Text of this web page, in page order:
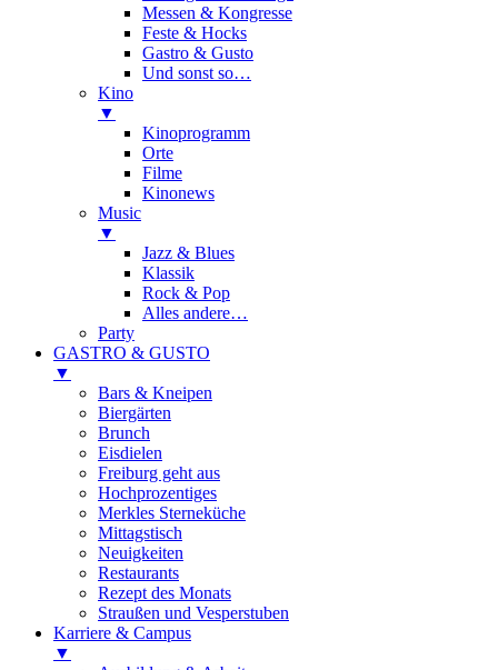
Messen & Kongresse
Feste & Hocks
Gastro & Gusto
Und sonst so…
Kino
▼
Kinoprogramm
Orte
Filme
Kinonews
Music
▼
Jazz & Blues
Klassik
Rock & Pop
Alles andere…
Party
GASTRO & GUSTO
▼
Bars & Kneipen
Biergärten
Brunch
Eisdielen
Freiburg geht aus
Hochprozentiges
Merkles Sterneküche
Mittagstisch
Neuigkeiten
Restaurants
Rezept des Monats
Straußen und Vesperstuben
Karriere & Campus
▼